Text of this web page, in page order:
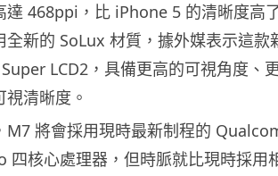
達 468ppi，比 iPhone 5 的清晰度高
全新的 SoLux 材質，據外媒表示這款
LCD2，具備更高的可視角度、
清晰度。
M7 將會採用現時最新制程的
四核心處理器，但時脈就比現時採用